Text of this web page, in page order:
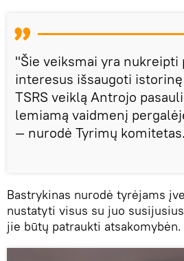
"Šie veiksmai yra nukreipti
interesus išsaugoti
TSRS veiklą Antrojo
lemiamą vaidmenį
— nurodė Tyrimų komitetas.
Bastrykinas nurodė tyrėjams
nustatyti visus su juo
jie būtų patraukti atsakomybėn.